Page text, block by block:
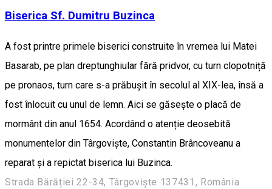
Biserica Sf. Dumitru Buzinca
A fost printre primele biserici construite în vremea lui Matei
Basarab, pe plan dreptunghiular fără pridvor, cu turn clopotniță
pe pronaos, turn care s-a prăbușit în secolul al XIX-lea, însă a
fost înlocuit cu unul de lemn. Aici se găsește o placă de
mormânt din anul 1654. Acordând o atenție deosebită
monumentelor din Târgoviște, Constantin Brâncoveanu a
reparat și a repictat biserica lui Buzinca.
Strada Bărăției 22-34, Târgoviște 137431, România